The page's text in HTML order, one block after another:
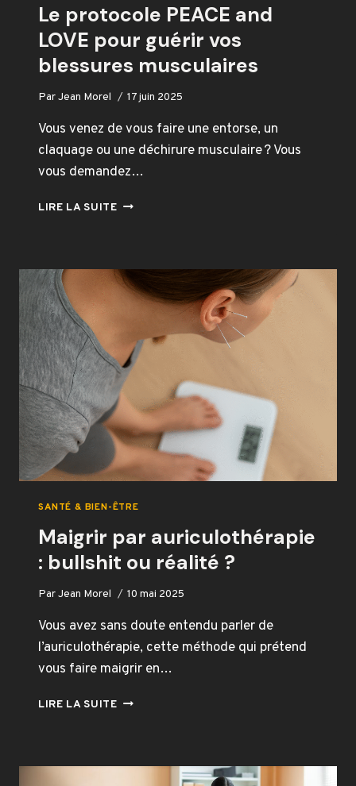
Le protocole PEACE and
LOVE pour guérir vos
blessures musculaires
ParJean Morel 17 juin 2025
Vous venez de vous faire une entorse, un
claquage ou une déchirure musculaire ? Vous
vous demandez…
LIRE LA SUITELE
LOVE
POUR
GUÉRIR
BLESSURES
MUSCULAIRES
SANTÉ & BIEN-ÊTRE
Maigrir par auriculothérapie
: bullshit ou réalité ?
ParJean Morel 10 mai 2025
Vous avez sans doute entendu parler de
l’auriculothérapie, cette méthode qui prétend
vous faire maigrir en…
LIRE LA SUITEMAIGRIR
BULLSHIT